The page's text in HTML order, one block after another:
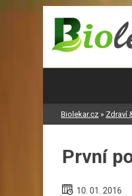
Biolekar.cz » Zdraví
První
10. 01. 2016